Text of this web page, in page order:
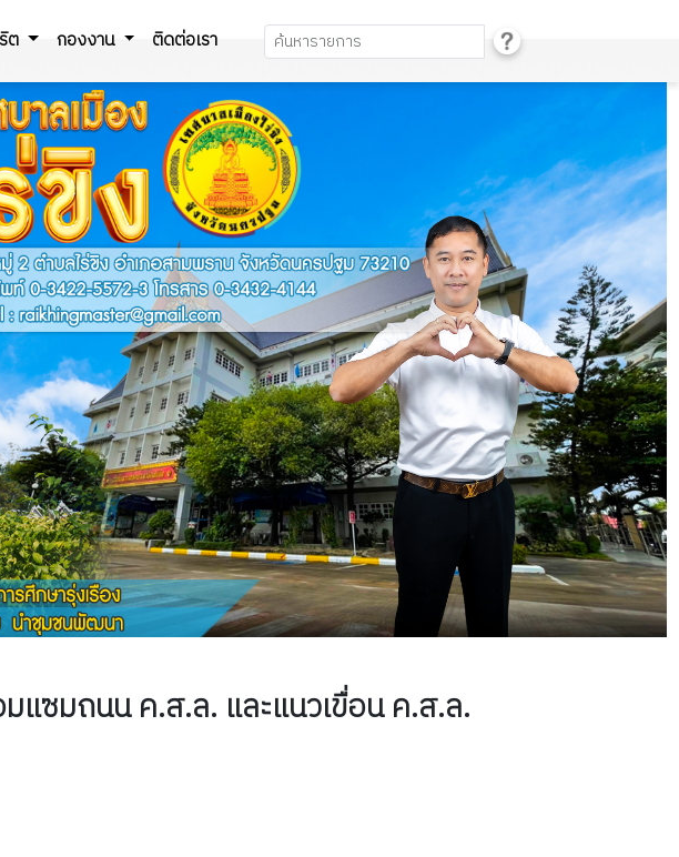
ต กองงาน ติดต่อเรา
แซมถนน ค.ส.ล. และแนวเขื่อน ค.ส.ล.